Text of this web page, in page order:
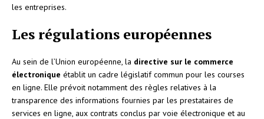
les entreprises.
Les régulations européennes
Au sein de l’Union européenne, la directive sur le commerce
électronique établit un cadre législatif commun pour les courses
en ligne. Elle prévoit notamment des règles relatives à la
transparence des informations fournies par les prestataires de
services en ligne, aux contrats conclus par voie électronique et au